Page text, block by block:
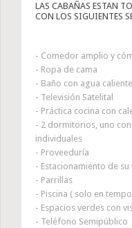
LAS CABAÑAS ESTAN
CON LOS SIGUIENTES
- Comedor amplio y
- Ropa de cama
- Baño con agua
- Televisión Satelital
- Práctica cocina con
- 2 dormitorios, uno
individuales
- Proveeduría
- Estacionamiento de
- Parrillas
- Piscina ( solo en
- Espacios verdes con
- Teléfono Semipúblico